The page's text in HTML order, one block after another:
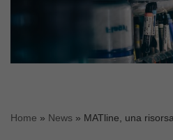
Home » News » MATline, una